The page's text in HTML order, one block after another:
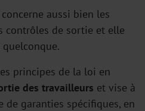
aussi bien les
contrôles de sortie et elle
principes de la loi en
des travailleurs et vise à
garanties spécifiques, en